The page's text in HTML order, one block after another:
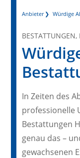
Anbieter Würdige
BESTATTUNGEN,
In Zeiten des
professionelle
Bestattungen
genau das –
gewachsenen